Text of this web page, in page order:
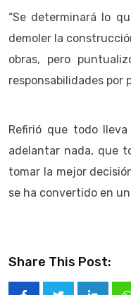
“Se determinará lo
demoler la
obras, pero
responsabilidades por
Refirió que todo
adelantar nada, que
tomar la mejor
se ha convertido en
Share This Post: